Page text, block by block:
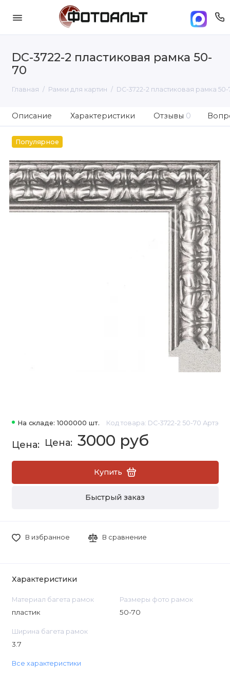
DC-3722-2 пластиковая рамка 50-
70
Главная Рамки для картин DC-3722-2 пластиковая рамка 50-
Описание Характеристики Отзывы 0
Популярное
На складе: 1000000 шт. Код товара: DC-3722-2 50-70 Артэ
3000 руб
Купить
Быстрый заказ
В избранное В сравнение
Характеристики
Материал багета рамок
пластик
Размеры фото рамок
50-70
Ширина багета рамок
3.7
Все характеристики